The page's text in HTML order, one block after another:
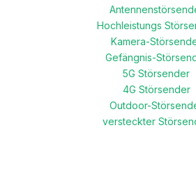
Hochleistungs
Kamera-
Gefängnis-
5G Störsender
4G Störsender
Outdoor-
versteckter